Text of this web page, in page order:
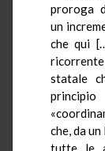
proroga
un
che qui
statale
che, da
tutte le